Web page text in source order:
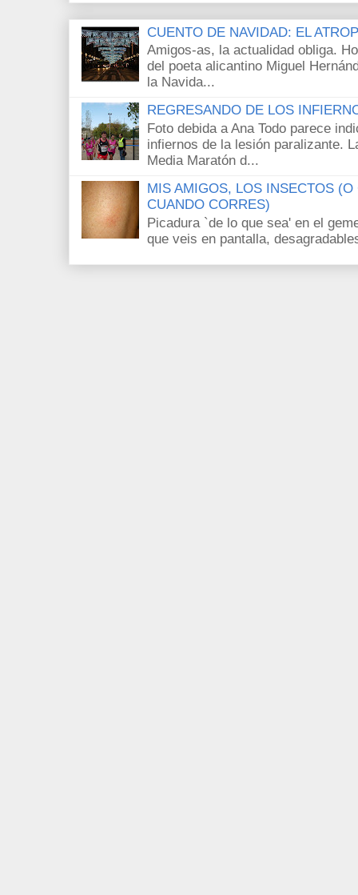
CUENTO DE NAVIDAD: EL
Amigos-as, la actualidad obliga.
del poeta alicantino Miguel
la Navida...
REGRESANDO DE LOS
Foto debida a Ana Todo parece
infiernos de la lesión paralizante.
Media Maratón d...
MIS AMIGOS, LOS INSECTOS
CUANDO CORRES)
Picadura `de lo que sea' en el
que veis en pantalla,